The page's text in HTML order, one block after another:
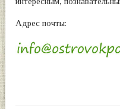
Адрес почты: